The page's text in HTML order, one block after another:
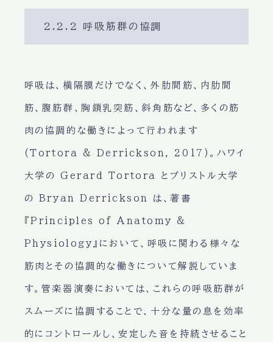
2.2.2 呼吸筋群の協調
呼吸は、横隔膜だけでなく、外肋間筋、内肋間
筋、腹筋群、胸鎖乳突筋、斜角筋など、多くの筋
肉の協調的な働きによって行われます
(Tortora & Derrickson, 2017)。ハワイ
大学の Gerard Tortora とブリストル大学
の Bryan Derrickson は、著書
『Principles of Anatomy &
Physiology』において、呼吸に関わる様々な
筋肉とその協調的な働きについて解説していま
す。管楽器演奏においては、これらの呼吸筋群が
スムーズに協調することで、十分な量の息を効率
的にコントロールし、安定した音を持続させること